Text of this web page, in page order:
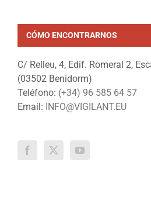
CÓMO ENCONTRARNOS
C/ Relleu, 4, Edif. Romeral 2,
(03502 Benidorm)
Teléfono: (+34) 96 585 64 57
Email: INFO@VIGILANT.EU